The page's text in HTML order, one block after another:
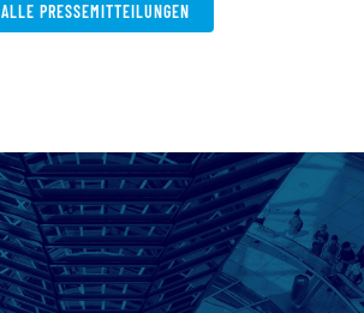
ALLE PRESSEMITTEILUNGEN